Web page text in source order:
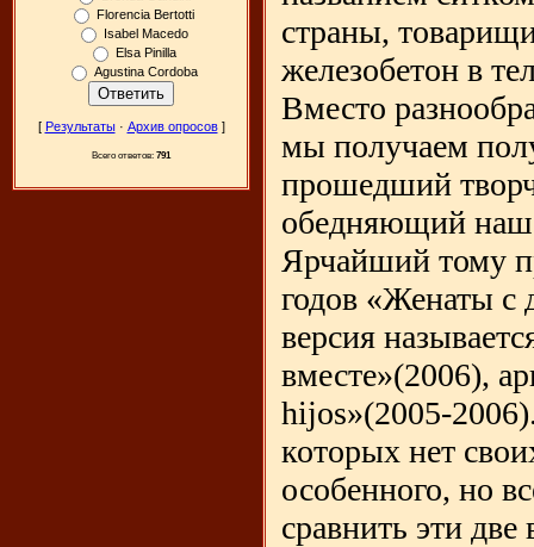
Florencia Bertotti
Isabel Macedo
Elsa Pinilla
Agustina Cordoba
[ Результаты· Архив опросов]
Всего ответов: 791
страны,
железобетон в
Вместо
мы получаем
прошедший
обедняющий
Ярчайший тому
годов «Женаты с
версия
вместе»(2006),
hijos»(2005-
которых нет
особенного, но
сравнить эти две